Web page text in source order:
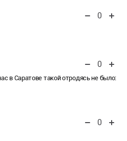
0
0
в Саратове такой отродясь не было:
0